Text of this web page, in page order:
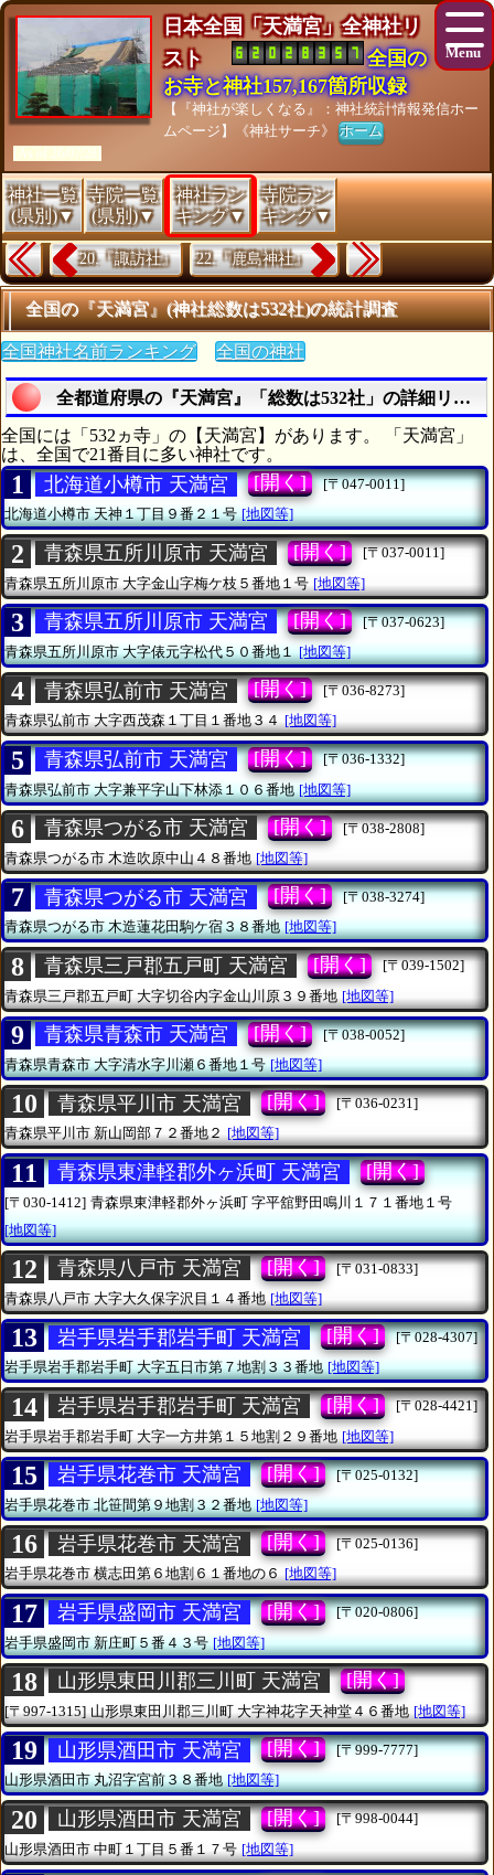
日本全国「天満宮」全神社リ
スト
全国の
お寺と神社157,167箇所収録
【『神社が楽しくなる』：神社統計情報発信ホー
ムページ】《神社サーチ》ホーム
[As of 26/07/28]
神社一覧
(県別)▼
寺院一覧
(県別)▼
神社ラン
キング▼
寺院ラン
キング▼
20.『諏訪社』 22.『鹿島神社』
全国の『天満宮』(神社総数は532社)の統計調査
全国神社名前ランキング 全国の神社
全都道府県の『天満宮』「総数は532社」の詳細リスト
全国には「532ヵ寺」の【天満宮】があります。 「天満宮」
は、全国で21番目に多い神社です。
1 北海道小樽市 天満宮 [開く]
[〒047-0011]
北海道小樽市天神１丁目９番２１号 [地図等]
2 青森県五所川原市 天満宮 [開く]
[〒037-0011]
青森県五所川原市 大字金山字梅ケ枝５番地１号 [地図等]
3 青森県五所川原市 天満宮 [開く]
[〒037-0623]
青森県五所川原市大字俵元字松代５０番地１ [地図等]
4 青森県弘前市 天満宮 [開く]
[〒036-8273]
青森県弘前市大字西茂森１丁目１番地３４ [地図等]
5 青森県弘前市 天満宮 [開く]
[〒036-1332]
青森県弘前市大字兼平字山下林添１０６番地 [地図等]
6 青森県つがる市 天満宮 [開く]
[〒038-2808]
青森県つがる市 木造吹原中山４８番地 [地図等]
7 青森県つがる市 天満宮 [開く]
[〒038-3274]
青森県つがる市木造蓮花田駒ケ宿３８番地 [地図等]
8 青森県三戸郡五戸町 天満宮 [開く]
[〒039-1502]
青森県三戸郡五戸町 大字切谷内字金山川原３９番地 [地図等]
9 青森県青森市 天満宮 [開く]
[〒038-0052]
青森県青森市大字清水字川瀬６番地１号 [地図等]
10 青森県平川市 天満宮 [開く]
[〒036-0231]
青森県平川市新山岡部７２番地２ [地図等]
11 青森県東津軽郡外ヶ浜町 天満宮 [開く]
[〒030-1412] 青森県東津軽郡外ヶ浜町 字平舘野田鳴川１７１番地１号
[地図等]
12 青森県八戸市 天満宮 [開く]
[〒031-0833]
青森県八戸市 大字大久保字沢目１４番地 [地図等]
13 岩手県岩手郡岩手町 天満宮 [開く]
[〒028-4307]
岩手県岩手郡岩手町大字五日市第７地割３３番地 [地図等]
14 岩手県岩手郡岩手町 天満宮 [開く]
[〒028-4421]
岩手県岩手郡岩手町 大字一方井第１５地割２９番地 [地図等]
15 岩手県花巻市 天満宮 [開く]
[〒025-0132]
岩手県花巻市北笹間第９地割３２番地 [地図等]
16 岩手県花巻市 天満宮 [開く]
[〒025-0136]
岩手県花巻市横志田第６地割６１番地の６ [地図等]
17 岩手県盛岡市 天満宮 [開く]
[〒020-0806]
岩手県盛岡市新庄町５番４３号 [地図等]
18 山形県東田川郡三川町 天満宮 [開く]
[〒997-1315] 山形県東田川郡三川町 大字神花字天神堂４６番地 [地図等]
19 山形県酒田市 天満宮 [開く]
[〒999-7777]
山形県酒田市丸沼字宮前３８番地 [地図等]
20 山形県酒田市 天満宮 [開く]
[〒998-0044]
山形県酒田市 中町１丁目５番１７号 [地図等]